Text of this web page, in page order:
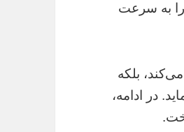
را به سرعت
بلکه
در ادامه،